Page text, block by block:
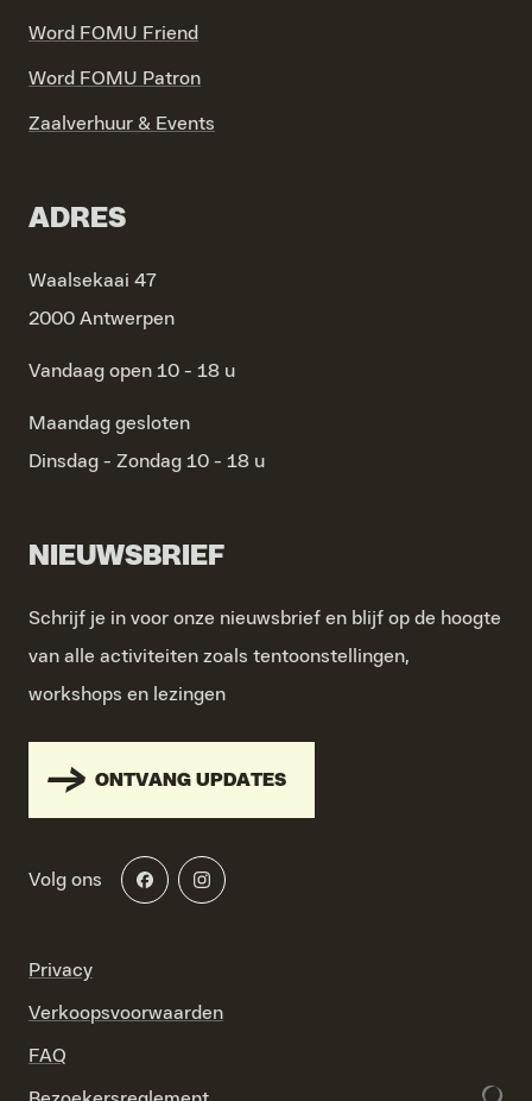
Word FOMU Friend
Word FOMU Patron
Zaalverhuur & Events
ADRES
Waalsekaai 47
2000 Antwerpen
Vandaag open 10 - 18 u
Maandag gesloten
Dinsdag - Zondag 10 - 18 u
NIEUWSBRIEF
Schrijf je in voor onze nieuwsbrief en blijf op de hoogte
van alle activiteiten zoals tentoonstellingen,
workshops en lezingen
ONTVANG UPDATES
Volg ons
Privacy
Verkoopsvoorwaarden
FAQ